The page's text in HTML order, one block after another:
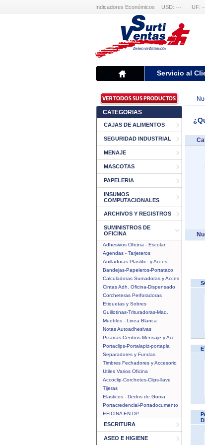
Indicadores Económicos USD: --- UF:
Servicio al
CATEGORIAS
CAJAS DE ALIMENTOS
SEGURIDAD INDUSTRIAL
MENAJE
MASCOTAS
PAPELERIA
INSUMOS
COMPUTACIONALES
ARCHIVOS Y REGISTROS
SUMINISTROS DE
OFICINA
Adhesivos Oficina - Escolar
Agendas - Tarjeteros
Anilladoras Plastific. y Acces
Bandejas-Papeleros-Portataco
Calculadoras Sumadoras y Acces
Cintas Adh. Oficina-Dispensado
Corcheteras Perforadoras
Etiquetas y Sobres
Guillotinas-Trituradoras-Maq.
Muebles - Linea Blanca
Notas Autoadhesivas
Pizarras Centros Mensaje y Acc
Portaclips-Portalapiz-portapla
Separadores y Fundas
Timbres Fechadores y Accesorio
Utiles Varios Oficina
Accoclip-Corchetes-Clips-llave
Tijeras
Elasticos - Dedos de Goma
Portacredencial-Portadocumento
EFICINA EN DP
ESCRITURA
ASEO E HIGIENE